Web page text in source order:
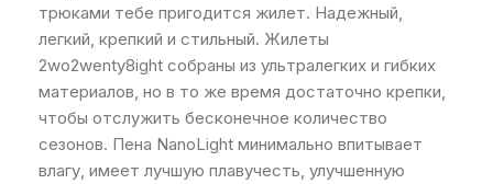
трюками тебе пригодится жилет. Надежный,
легкий, крепкий и стильный. Жилеты
2wo2wenty8ight собраны из ультралегких и гибких
материалов, но в то же время достаточно крепки,
чтобы отслужить бесконечное количество
сезонов. Пена NanoLight минимально впитывает
влагу, имеет лучшую плавучесть, улучшенную